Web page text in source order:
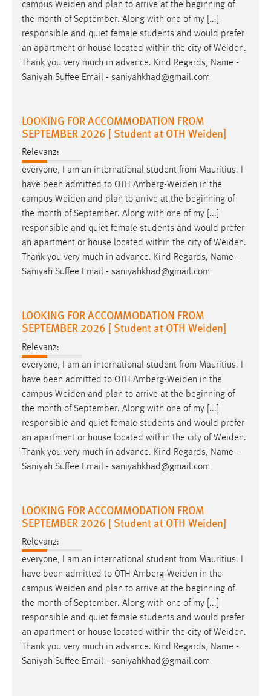
campus Weiden and plan to arrive at the beginning of
the month of September. Along with one of my [...]
responsible and quiet female students and would prefer
an apartment or house located within the city ofWeiden.
Thank you very much in advance. Kind Regards, Name -
Saniyah Suffee Email - saniyahkhad@gmail.com
LOOKING FOR ACCOMMODATION FROM
SEPTEMBER 2026 [ Student at OTH Weiden]
Relevanz:
everyone, I am an international student from Mauritius. I
have been admitted to OTH Amberg-Weiden in the
campus Weiden and plan to arrive at the beginning of
the month of September. Along with one of my [...]
responsible and quiet female students and would prefer
an apartment or house located within the city ofWeiden.
Thank you very much in advance. Kind Regards, Name -
Saniyah Suffee Email - saniyahkhad@gmail.com
LOOKING FOR ACCOMMODATION FROM
SEPTEMBER 2026 [ Student at OTH Weiden]
Relevanz:
everyone, I am an international student from Mauritius. I
have been admitted to OTH Amberg-Weiden in the
campus Weiden and plan to arrive at the beginning of
the month of September. Along with one of my [...]
responsible and quiet female students and would prefer
an apartment or house located within the city ofWeiden.
Thank you very much in advance. Kind Regards, Name -
Saniyah Suffee Email - saniyahkhad@gmail.com
LOOKING FOR ACCOMMODATION FROM
SEPTEMBER 2026 [ Student at OTH Weiden]
Relevanz:
everyone, I am an international student from Mauritius. I
have been admitted to OTH Amberg-Weiden in the
campus Weiden and plan to arrive at the beginning of
the month of September. Along with one of my [...]
responsible and quiet female students and would prefer
an apartment or house located within the city ofWeiden.
Thank you very much in advance. Kind Regards, Name -
Saniyah Suffee Email - saniyahkhad@gmail.com
Cookie Laufzeit:
3 Monate
Facebook Pixel
_fbp
Facebook
Zweck:
Cookie Laufzeit:
3 Monate
EXTERNE MEDIEN
Plattformen anzeigen zu können, werden von diesen
externen Medien Cookies gesetzt.
YouTube
Vimeo